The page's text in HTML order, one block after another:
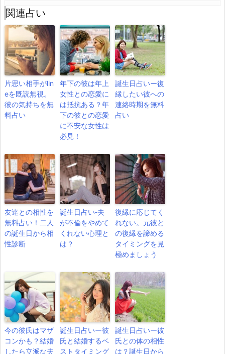
関連占い
片思い相手がlin
eを既読無視。
彼の気持ちを無
料占い
年下の彼は年上
女性との恋愛に
は抵抗ある？年
下の彼との恋愛
に不安な女性は
必見！
誕生日占いー復
縁したい彼への
連絡時期を無料
占い
友達との相性を
無料占い！二人
の誕生日から相
性診断
誕生日占い‐夫
が不倫をやめて
くれない心理と
は？
復縁に応じてく
れない。元彼と
の復縁を諦める
タイミングを見
極めましょう
今の彼氏はマザ
コンかも？結婚
したら立派な夫
誕生日占いー彼
氏と結婚するベ
ストタイミング
誕生日占いー彼
氏との体の相性
は？誕生日から